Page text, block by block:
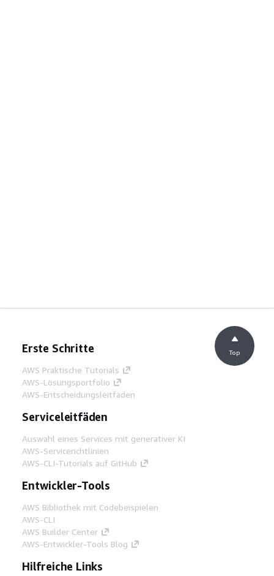
Erste Schritte
AWS Praktische Tutorials
AWS-Lösungsportfolio
AWS-Entscheidungsleitfäden
Serviceleitfäden
Auswahl eines Services mit generativer KI
AWS-Servicerichtlinien
AWS-CLI-Tutorials auf GitHub
Entwickler-Tools
AWS Bibliothek mit Codebeispielen
AWS-CLI
AWS Builder Center
AWS-Entwickler-Tools Blog
Hilfreiche Links
Top